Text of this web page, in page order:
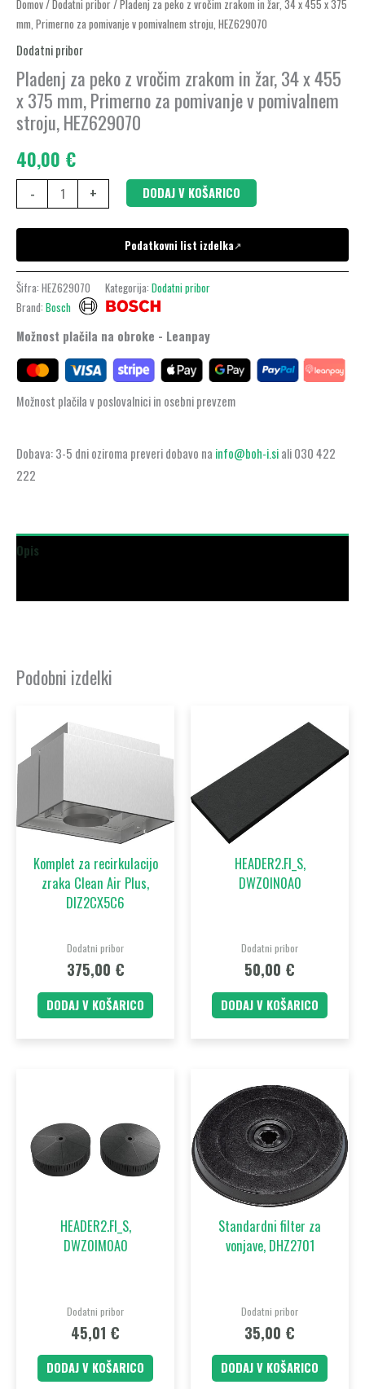
Domov/Dodatni pribor/ Pladenj za peko z vročim zrakom in žar, 34 x 455 x 375
mm, Primerno za pomivanje v pomivalnem stroju, HEZ629070
Dodatni pribor
Pladenj za peko z vročim zrakom in žar, 34 x 455
x 375 mm, Primerno za pomivanje v pomivalnem
stroju, HEZ629070
40,00 €
-
Pladenj
za
peko
z
vročim
zrakom
žar,
34
455
375
mm,
Primerno
za
pomivanje
v
pomivalnem
+ DODAJ V KOŠARICO
Podatkovni list izdelka↗
Šifra: HEZ629070 Kategorija: Dodatni pribor
Brand: Bosch
Možnost plačila na obroke - Leanpay
Možnost plačila v poslovalnici in osebni prevzem
Dobava: 3-5 dni oziroma preveri dobavo na info@boh-i.siali 030 422
222
Opis
Podobni izdelki
Komplet za recirkulacijo
zraka Clean Air Plus,
DIZ2CX5C6
Dodatni pribor
375,00 €
DODAJ V KOŠARICO
HEADER2.FI_S,
DWZ0IN0A0
Dodatni pribor
50,00 €
DODAJ V KOŠARICO
HEADER2.FI_S,
DWZ0IM0A0
Dodatni pribor
45,01 €
DODAJ V KOŠARICO
Standardni filter za
vonjave, DHZ2701
Dodatni pribor
35,00 €
DODAJ V KOŠARICO